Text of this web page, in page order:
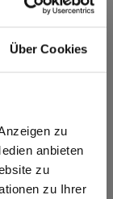
Über Cookies
zu
anbieten
zu
zu Ihrer
0318
notwendig!